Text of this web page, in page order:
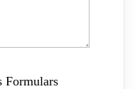
Formulars